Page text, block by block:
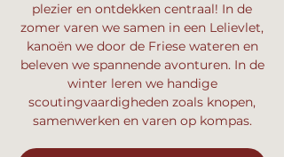
plezier en ontdekken centraal! In de
zomer varen we samen in een Lelievlet,
kanoën we door de Friese wateren en
beleven we spannende avonturen. In de
winter leren we handige
scoutingvaardigheden zoals knopen,
samenwerken en varen op kompas.